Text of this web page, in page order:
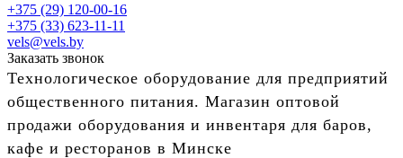
+375 (29) 120-00-16
+375 (33) 623-11-11
vels@vels.by
Заказать звонок
Технологическое оборудование для предприятий
общественного питания. Магазин оптовой
продажи оборудования и инвентаря для баров,
кафе и ресторанов в Минске